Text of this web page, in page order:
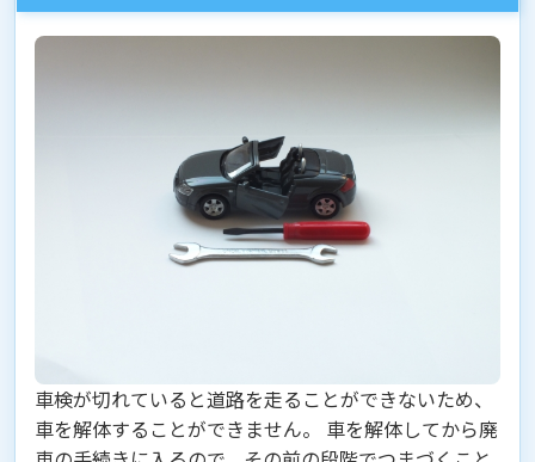
車検が切れていると道路を走ることができないため、
車を解体することができません。 車を解体してから廃